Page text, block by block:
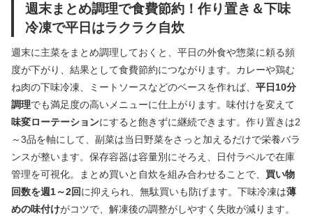
週末まとめ調理で食費節約！作り置き＆下味
冷凍で平日はラクラク自炊
週末に主菜をまとめ調理しておくと、平日の外食や惣菜に頼る頻
度が下がり、結果として食費節約につながります。カレーや鶏む
ね肉の下味冷凍、ミートソースなどのベースを作れば、 平日10分
調理でも満足度の高いメニューに仕上がります。味付けを変えて
味変ローテーションにすると飽きずに継続できます。作り置きは2
～3品を軸にして、副菜は当日野菜をさっと加えるだけで栄養バラ
ンスが整います。保存容器は容量別にそろえ、日付ラベルで在庫
管理を可視化。まとめ買いと自炊を組み合わせることで、 買い物
回数を週1～2回に抑えられ、無駄買いも防げます。下味冷凍は薄
めの味付けがコツで、解凍後の調整がしやすく失敗が減ります。